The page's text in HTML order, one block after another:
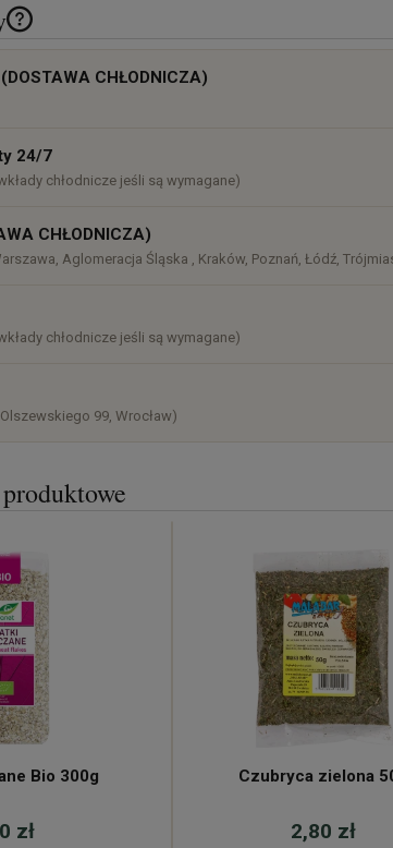
Cena nie zawiera ewentualnych kosztów
CHŁODNICZA)
24/7
chłodnicze jeśli są wymagane)
CHŁODNICZA)
Aglomeracja Śląska , Kraków, Poznań, Łódź,
chłodnicze jeśli są wymagane)
99, Wrocław)
Bio 300g
zł
Czubryca zielona
2,80 zł